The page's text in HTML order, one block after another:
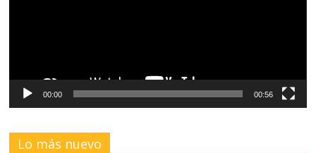
00:00 00:56
Lo más nuevo